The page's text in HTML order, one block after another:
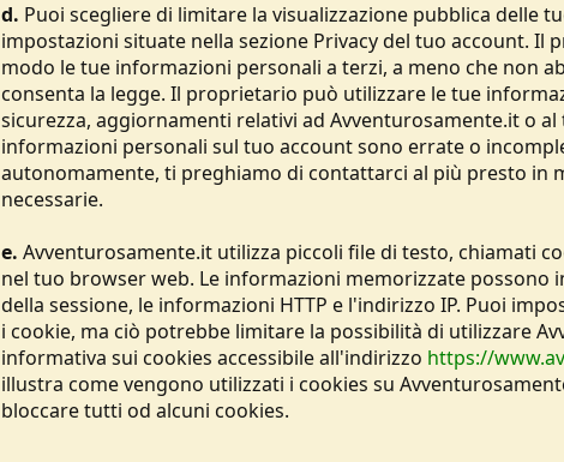
d. Puoi scegliere di limitare la visualizzazione pubblica delle
impostazioni situate nella sezione Privacy del tuo account. Il
modo le tue informazioni personali a terzi, a meno che non
consenta la legge. Il proprietario può utilizzare le tue
sicurezza, aggiornamenti relativi ad Avventurosamente.it o al
informazioni personali sul tuo account sono errate o
autonomamente, ti preghiamo di contattarci al più presto in
necessarie.
e. Avventurosamente.it utilizza piccoli file di testo, chiamati
nel tuo browser web. Le informazioni memorizzate possono
della sessione, le informazioni HTTP e l'indirizzo IP. Puoi
i cookie, ma ciò potrebbe limitare la possibilità di utilizzare
informativa sui cookies accessibile all'indirizzo https://
illustra come vengono utilizzati i cookies su
bloccare tutti od alcuni cookies.